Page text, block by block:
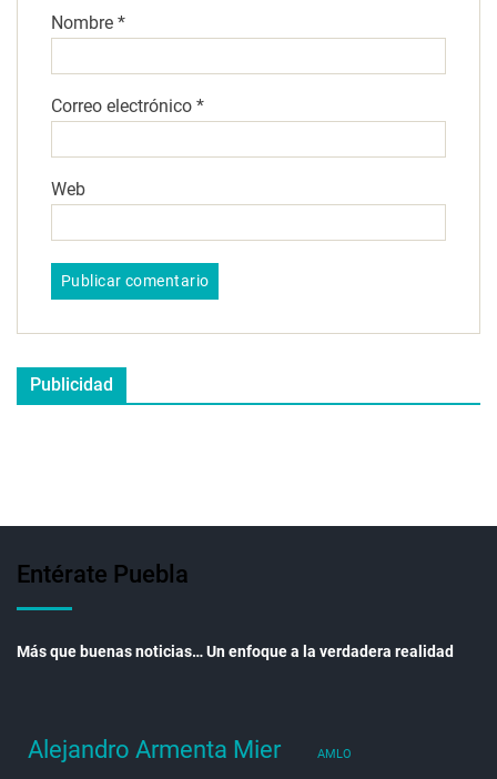
Nombre *
Correo electrónico *
Web
Publicidad
Entérate Puebla
Más que buenas noticias… Un enfoque a la verdadera realidad
Alejandro Armenta Mier AMLO